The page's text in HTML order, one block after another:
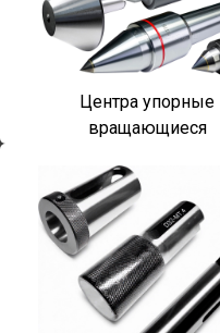
Центра упорные
вращающиеся